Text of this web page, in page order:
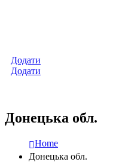
Додати
Додати
Донецька обл.
Home
Донецька обл.